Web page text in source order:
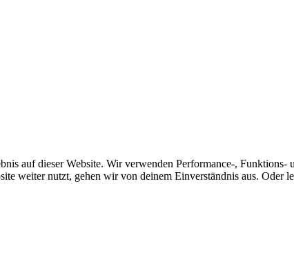
auf dieser Website. Wir verwenden Performance-,
weiter nutzt, gehen wir von deinem Einverständnis aus. Oder